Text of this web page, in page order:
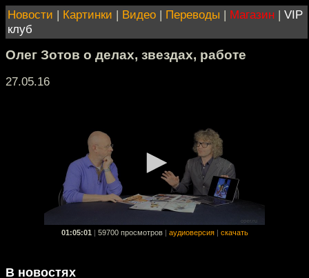
Новости | Картинки | Видео | Переводы | Магазин | VIP
клуб
Олег Зотов о делах, звездах, работе
27.05.16
01:05:01 59700 просмотров аудиоверсия скачать
В новостях